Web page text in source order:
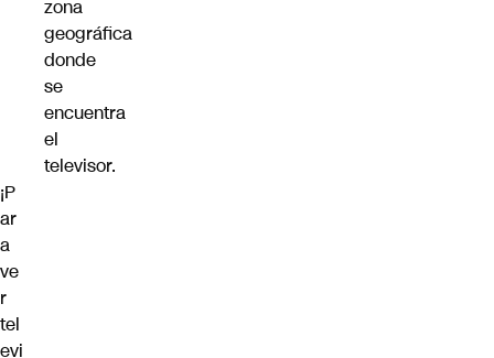
zona
geográfica
donde
se
encuentra
el
televisor.
¡P
ar
a
ve
r
tel
evi